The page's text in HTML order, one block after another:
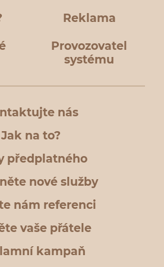
Reklama
Provozovatel
systému
nás
Jak na to?
předplatného
nové služby
nám referenci
vaše přátele
kampaň